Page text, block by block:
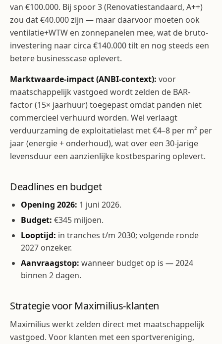
van €100.000. Bij spoor 3 (Renovatie­standaard, A++)
zou dat €40.000 zijn — maar daar­voor moeten ook
ventilatie+WTW en zonnepanelen mee, wat de bruto-
investering naar circa €140.000 tilt en nog steeds een
betere businesscase oplevert.
Marktwaarde-impact (ANBI-context): voor
maatschappelijk vastgoed wordt zelden de BAR-
factor (15× jaarhuur) toegepast omdat panden niet
commercieel verhuurd worden. Wel verlaagt
verduurzaming de exploitatie­last met €4–8 per m² per
jaar (energie + onderhoud), wat over een 30-jarige
levensduur een aanzienlijke kost­besparing oplevert.
Deadlines en budget
Opening 2026: 1 juni 2026.
Budget: €345 miljoen.
Looptijd: in tranches t/m 2030; volgende ronde
2027 onzeker.
Aanvraagstop: wanneer budget op is — 2024
binnen 2 dagen.
Strategie voor Maximilius-klanten
Maximilius werkt zelden direct met maatschappelijk
vastgoed. Voor klanten met een sport­vereniging,